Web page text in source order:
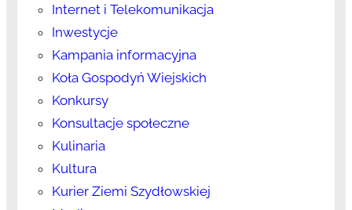
Internet i Telekomunikacja
Inwestycje
Kampania informacyjna
Koła Gospodyń Wiejskich
Konkursy
Konsultacje społeczne
Kulinaria
Kultura
Kurier Ziemi Szydłowskiej